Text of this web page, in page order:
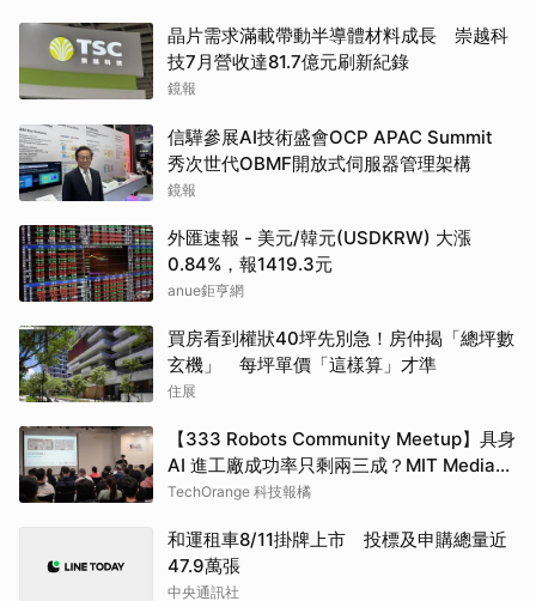
晶片需求滿載帶動半導體材料成長 崇越科
技7月營收達81.7億元刷新紀錄
鏡報
信驊參展AI技術盛會OCP APAC Summit
秀次世代OBMF開放式伺服器管理架構
鏡報
外匯速報 - 美元/韓元(USDKRW) 大漲
0.84%，報1419.3元
anue鉅亨網
買房看到權狀40坪先別急！房仲揭「總坪數
玄機」 每坪單價「這樣算」才準
住展
【333 Robots Community Meetup】具身
AI 進工廠成功率只剩兩三成？MIT Media
Lab 博士候選人、Nexuni 創辦人陳韋同用
TechOrange 科技報橘
和運租車8/11掛牌上市 投標及申購總量近
47.9萬張
中央通訊社